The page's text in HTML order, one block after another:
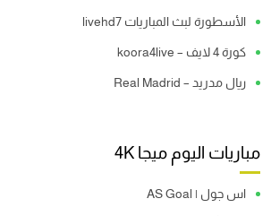
الأسطورة لبث المباريات livehd7
كورة 4 لايف – koora4live
ريال مدريد – Real Madrid
مباريات اليوم ميجا 4K
اس جول | AS Goal